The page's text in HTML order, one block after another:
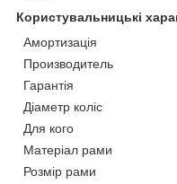
Користувальницькі
Амортизація
Производитель
Гарантія
Діаметр коліс
Для кого
Матеріал рами
Розмір рами